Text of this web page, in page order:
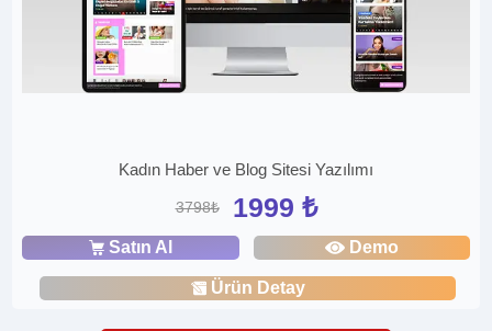
Kadın Haber ve Blog Sitesi Yazılımı
3798₺ 1999 ₺
Satın Al Demo
Ürün Detay